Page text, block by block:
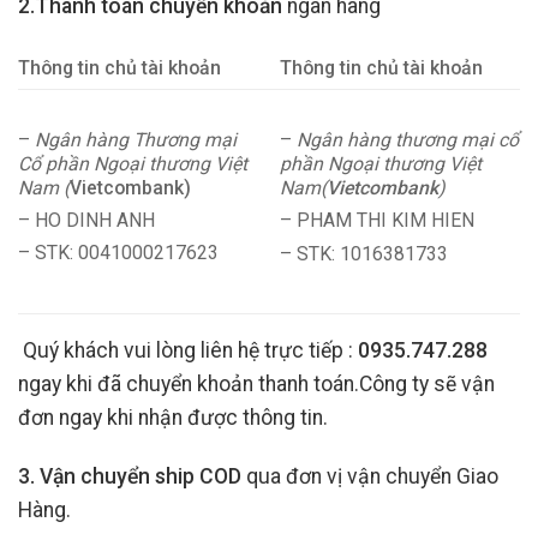
2.Thanh toán chuyển khoản ngân hàng
Thông tin chủ tài khoản Thông tin chủ tài khoản
– Ngân hàng Thương mại
Cổ phần Ngoại thương Việt
Nam (Vietcombank)
– HO DINH ANH
– STK: 0041000217623
– Ngân hàng thương mại cổ
phần Ngoại thương Việt
Nam(Vietcombank)
– PHAM THI KIM HIEN
– STK: 1016381733
Quý khách vui lòng liên hệ trực tiếp : 0935.747.288
ngay khi đã chuyển khoản thanh toán.Công ty sẽ vận
đơn ngay khi nhận được thông tin.
3. Vận chuyển ship COD qua đơn vị vận chuyển Giao
Hàng.